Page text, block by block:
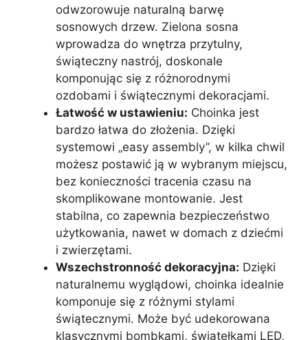
odwzorowuje naturalną barwę
sosnowych drzew. Zielona sosna
wprowadza do wnętrza przytulny,
świąteczny nastrój, doskonale
komponując się z różnorodnymi
ozdobami i świątecznymi dekoracjami.
Łatwość w ustawieniu: Choinka jest
bardzo łatwa do złożenia. Dzięki
systemowi „easy assembly”, w kilka chwil
możesz postawić ją w wybranym miejscu,
bez konieczności tracenia czasu na
skomplikowane montowanie. Jest
stabilna, co zapewnia bezpieczeństwo
użytkowania, nawet w domach z dziećmi
i zwierzętami.
Wszechstronność dekoracyjna: Dzięki
naturalnemu wyglądowi, choinka idealnie
komponuje się z różnymi stylami
świątecznymi. Może być udekorowana
klasycznymi bombkami, światełkami LED,